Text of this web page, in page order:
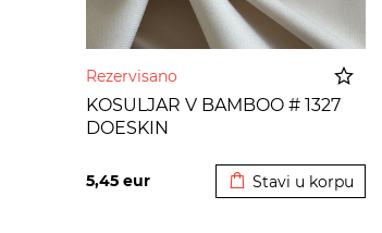
Rezervisano
KOSULJAR V BAMBOO # 1327
DOESKIN
5,45 eur Stavi u korpu